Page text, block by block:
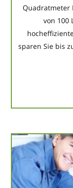
Quadratmeter
von 100
sparen Sie bis